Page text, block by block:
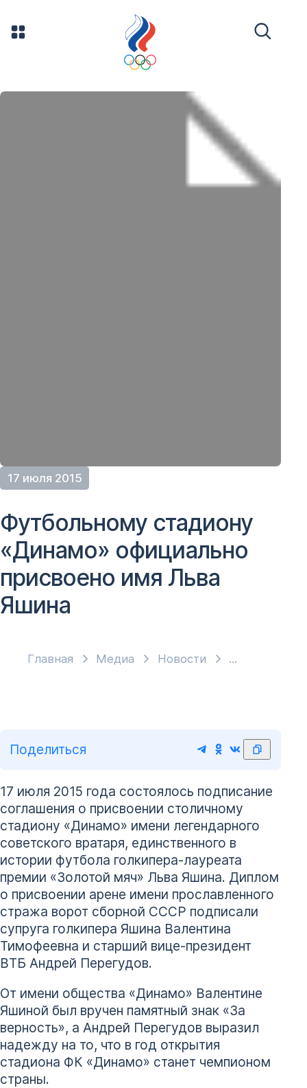
17 июля 2015
Главная Медиа Новости
Футбольному стадиону
«Динамо» официально
присвоено имя Льва
Яшина
Поделиться
17 июля 2015 года состоялось подписание
соглашения о присвоении столичному
стадиону «Динамо» имени легендарного
советского вратаря, единственного в
истории футбола голкипера-лауреата
премии «Золотой мяч» Льва Яшина. Диплом
о присвоении арене имени прославленного
стража ворот сборной СССР подписали
супруга голкипера Яшина Валентина
Тимофеевна и старший вице-президент
ВТБ Андрей Перегудов.
От имени общества «Динамо» Валентине
Яшиной был вручен памятный знак «За
верность», а Андрей Перегудов выразил
надежду на то, что в год открытия
стадиона ФК «Динамо» станет чемпионом
страны.